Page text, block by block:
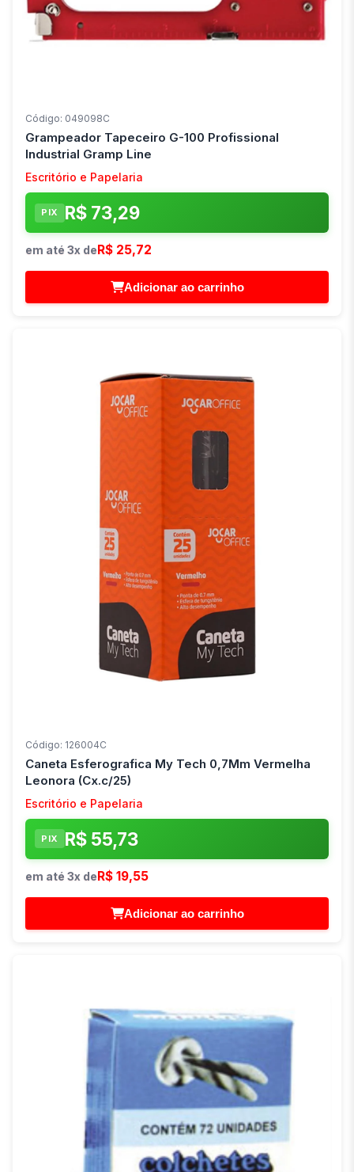
Código: 049098C
Grampeador Tapeceiro G-100 Profissional
Industrial Gramp Line
Escritório e Papelaria
PIX R$ 73,29
em até 3x de R$ 25,72
Adicionar ao carrinho
Código: 126004C
Caneta Esferografica My Tech 0,7Mm Vermelha
Leonora (Cx.c/25)
Escritório e Papelaria
PIX R$ 55,73
em até 3x deR$ 19,55
Adicionar ao carrinho